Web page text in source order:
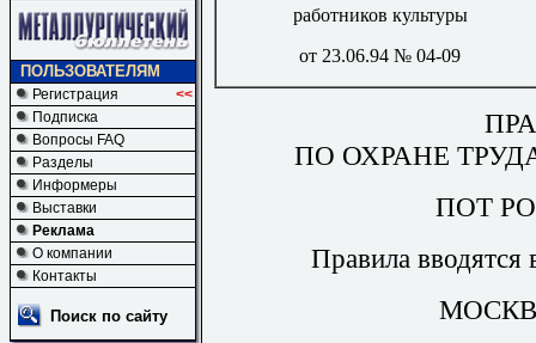
ПОЛЬЗОВАТЕЛЯМ
Регистрация
<<
Подписка
Вопросы FAQ
Разделы
Информеры
Выставки
Реклама
О компании
Контакты
Поиск по сайту
работников культуры
от 23.06.94 № 04-09
ПО ОХРАНЕ
ПОТ РО
Правила вводятся